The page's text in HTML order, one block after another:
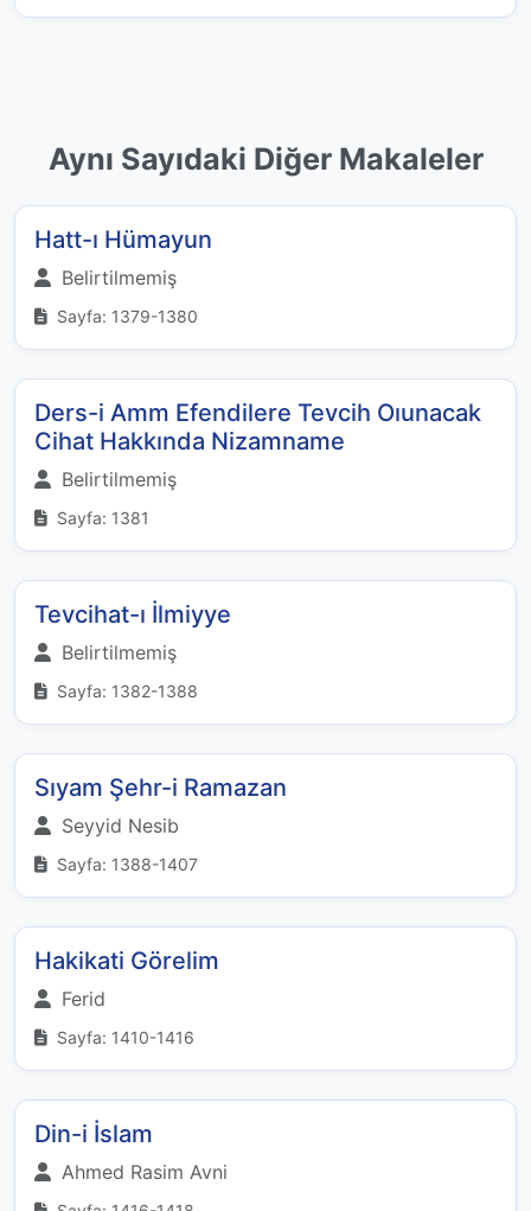
Aynı Sayıdaki Diğer Makaleler
Hatt-ı Hümayun
Belirtilmemiş
Sayfa: 1379-1380
Ders-i Amm Efendilere Tevcih Oıunacak
Cihat Hakkında Nizamname
Belirtilmemiş
Sayfa: 1381
Tevcihat-ı İlmiyye
Belirtilmemiş
Sayfa: 1382-1388
Sıyam Şehr-i Ramazan
Seyyid Nesib
Sayfa: 1388-1407
Hakikati Görelim
Ferid
Sayfa: 1410-1416
Din-i İslam
Ahmed Rasim Avni